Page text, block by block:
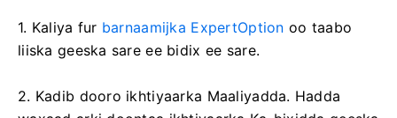
tallaabooyinkan:
liiska geeska sare ee bidix ee sare.